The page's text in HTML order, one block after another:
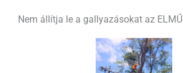
Nem állítja le a gallyazásokat az ELMŰ